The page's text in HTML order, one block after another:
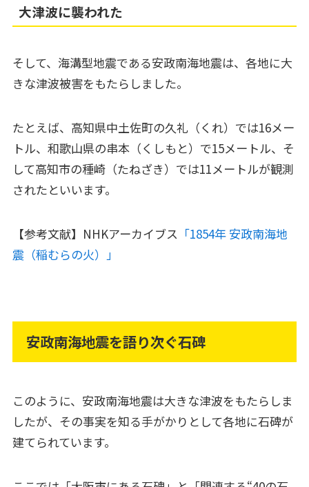
大津波に襲われた
そして、海溝型地震である安政南海地震は、各地に大
きな津波被害をもたらしました。
たとえば、高知県中土佐町の久礼（くれ）では16メー
トル、和歌山県の串本（くしもと）で15メートル、そ
して高知市の種崎（たねざき）では11メートルが観測
されたといいます。
【参考文献】NHKアーカイブス 「1854年 安政南海地
震（稲むらの火）」
安政南海地震を語り次ぐ石碑
このように、安政南海地震は大きな津波をもたらしま
したが、その事実を知る手がかりとして各地に石碑が
建てられています。